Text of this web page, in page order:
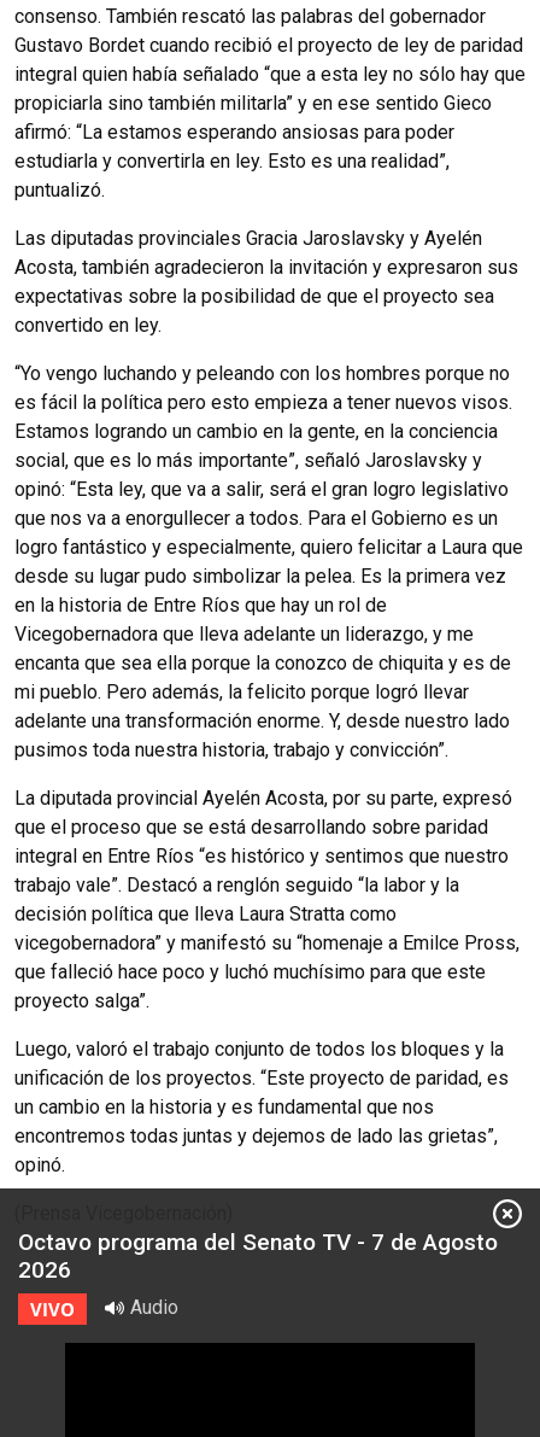
consenso. También rescató las palabras del gobernador
Gustavo Bordet cuando recibió el proyecto de ley de paridad
integral quien había señalado “que a esta ley no sólo hay que
propiciarla sino también militarla” y en ese sentido Gieco
afirmó: “La estamos esperando ansiosas para poder
estudiarla y convertirla en ley. Esto es una realidad”,
puntualizó.
Las diputadas provinciales Gracia Jaroslavsky y Ayelén
Acosta, también agradecieron la invitación y expresaron sus
expectativas sobre la posibilidad de que el proyecto sea
convertido en ley.
“Yo vengo luchando y peleando con los hombres porque no
es fácil la política pero esto empieza a tener nuevos visos.
Estamos logrando un cambio en la gente, en la conciencia
social, que es lo más importante”, señaló Jaroslavsky y
opinó: “Esta ley, que va a salir, será el gran logro legislativo
que nos va a enorgullecer a todos. Para el Gobierno es un
logro fantástico y especialmente, quiero felicitar a Laura que
desde su lugar pudo simbolizar la pelea. Es la primera vez
en la historia de Entre Ríos que hay un rol de
Vicegobernadora que lleva adelante un liderazgo, y me
encanta que sea ella porque la conozco de chiquita y es de
mi pueblo. Pero además, la felicito porque logró llevar
adelante una transformación enorme. Y, desde nuestro lado
pusimos toda nuestra historia, trabajo y convicción”.
La diputada provincial Ayelén Acosta, por su parte, expresó
que el proceso que se está desarrollando sobre paridad
integral en Entre Ríos “es histórico y sentimos que nuestro
trabajo vale”. Destacó a renglón seguido “la labor y la
decisión política que lleva Laura Stratta como
vicegobernadora” y manifestó su “homenaje a Emilce Pross,
que falleció hace poco y luchó muchísimo para que este
proyecto salga”.
Luego, valoró el trabajo conjunto de todos los bloques y la
unificación de los proyectos. “Este proyecto de paridad, es
un cambio en la historia y es fundamental que nos
encontremos todas juntas y dejemos de lado las grietas”,
opinó.
Octavo programa del Senato TV - 7 de Agosto
2026
VIVO Audio